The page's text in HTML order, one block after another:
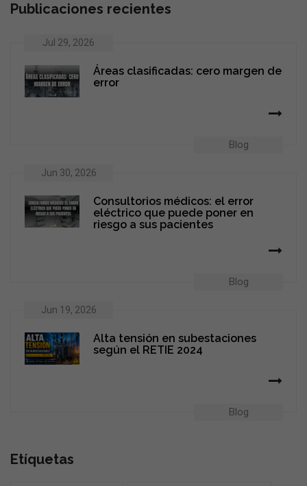
Publicaciones recientes
Jul 29, 2026
Blog
Áreas clasificadas: cero margen de
error
Jun 30, 2026
Blog
Consultorios médicos: el error
eléctrico que puede poner en
riesgo a sus pacientes
Jun 19, 2026
Blog
Alta tensión en subestaciones
según el RETIE 2024
Etíquetas